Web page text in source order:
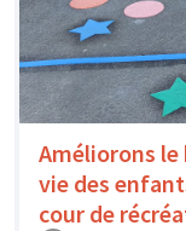
Améliorons
vie des
cour de